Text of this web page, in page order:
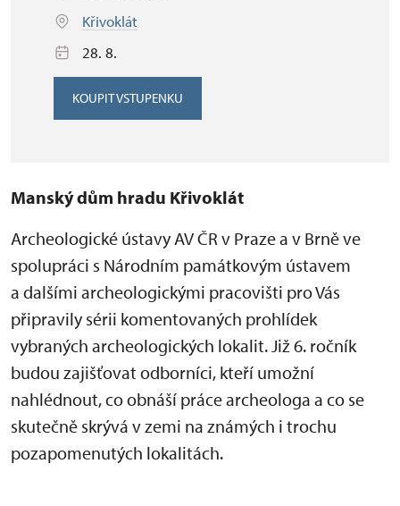
Křivoklát
28. 8.
KOUPIT VSTUPENKU
Manský dům hradu Křivoklát
Archeologické ústavy AV ČR v Praze a v Brně ve
spolupráci s Národním památkovým ústavem
a dalšími archeologickými pracovišti pro Vás
připravily sérii komentovaných prohlídek
vybraných archeologických lokalit. Již 6. ročník
budou zajišťovat odborníci, kteří umožní
nahlédnout, co obnáší práce archeologa a co se
skutečně skrývá v zemi na známých i trochu
pozapomenutých lokalitách.